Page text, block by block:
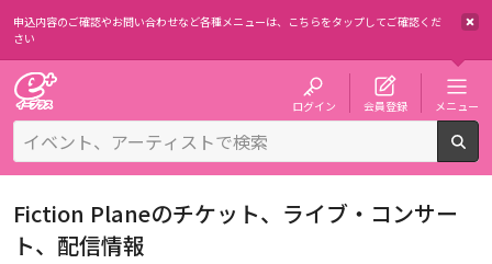
申込内容のご確認やお問い合わせなど各種メニューは、 こちらをタップしてご確認くだ
さい
ログイン 会員登録 メニュー
Fiction Planeのチケット、ライブ・コンサー
ト、配信情報